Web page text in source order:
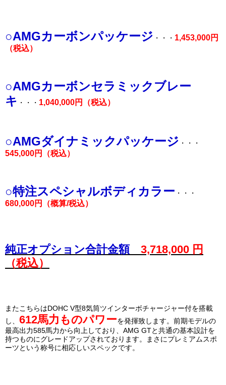
○AMGカーボンパッケージ ・・・ 1,453,000円
（税込）
○AMGカーボンセラミックブレー
キ ・・・ 1,040,000円（税込）
○AMGダイナミックパッケージ ・・・
545,000円（税込）
○特注スペシャルボディカラー ・・・
680,000円（概算/税込）
純正オプション合計金額 3,718,000 円
（税込）
またこちらはDOHC V型8気筒ツインターボチャージャー付を搭載
し、 612馬力ものパワーを発揮致します。前期モデルの
最高出力585馬力から向上しており、AMG GTと共通の基本設計を
持つものにグレードアップされております。まさにプレミアムスポ
ーツという称号に相応しいスペックです。